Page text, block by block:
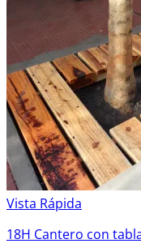
Vista Rápida
18H Cantero con